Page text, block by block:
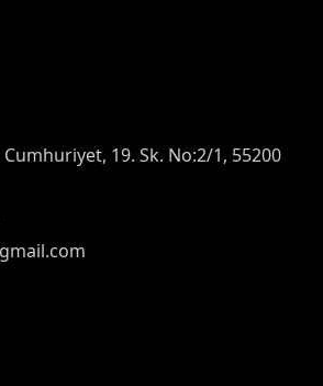
19. Sk. No:2/1, 55200